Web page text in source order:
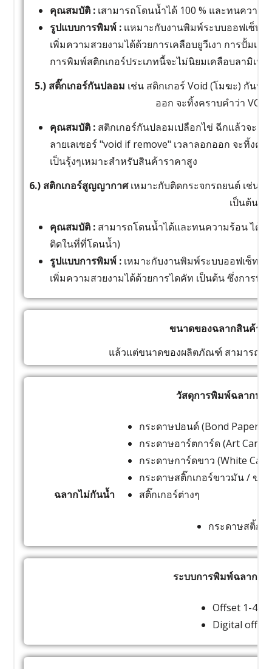
คุณสมบัติ : เสามารถโดนน้ำได้ 100 % และทนความ
รูปแบบการพิมพ์ : เเหมาะกับงานพิมพ์ระบบออฟเซ็ท
เพิ่มความสวยงามได้ด้วยการเคลือบยูวีเงา การปั้มเค
การพิมพ์สติกเกอร์ประเภทนี้จะไม่นิยมเคลือบลามิเนต
5.) สติ๊กเกอร์กันปลอม เช่น สติกเกอร์ Void (โมฆะ) กันป
ออก จะทิ้งคราบคำว่า
คุณสมบัติ : สติกเกอร์กันปลอมเปลือกไข่ ฉีกแล้วจะเ
ลายเลเซอร์ "void if remove" เวลาลอกออก จะทิ้งค
เป็นรุ้งๆเหมาะสำหรับสินค้าราคาสูง
6.) สติกเกอร์สูญญากาศเหมาะกับติดกระจกรถยนต์ เช่น
เป็นต้น
คุณสมบัติ : สามารถโดนน้ำได้และทนความร้อน ได้ป
ติดในที่ที่โดนน้ำ)
รูปแบบการพิมพ์ : เหมาะกับงานพิมพ์ระบบออฟเซ็ทยู
เพิ่มความสวยงามได้ด้วยการไดคัท เป็นต้น ซึ่งการพิ
ขนาดของฉลากสินค้าห
แล้วแต่ขนาดของผลิตภัณฑ์ สามารถก
วัสดุการพิมพ์ฉลากหรื
ฉลากไม่กันน้ำ
กระดาษปอนด์ (Bond Paper)
กระดาษอาร์ตการ์ด (Art Card
กระดาษการ์ดขาว (White
กระดาษสติ๊กเกอร์ขาวมัน / ขา
สติ๊กเกอร์ต่างๆ
กระดาษสติ้กเ
ระบบการพิมพ์ฉลากหรื
Offset 1-4 สี
Digital